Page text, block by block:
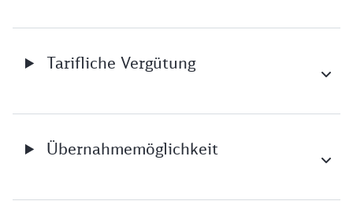
Tarifliche Vergütung
Übernahmemöglichkeit